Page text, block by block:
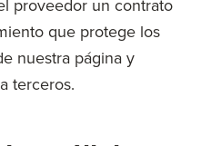
proveedor un contrato
que protege los
nuestra página y
terceros.